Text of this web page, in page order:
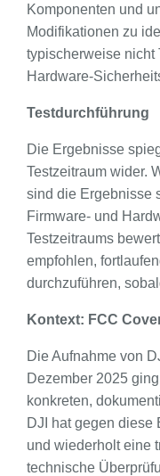
Komponenten und
Modifikationen zu
typischerweise nicht
Hardware-
Testdurchführung
Die Ergebnisse
Testzeitraum wider.
sind die Ergebnisse
Firmware- und
Testzeitraums
empfohlen,
durchzuführen,
Kontext: FCC
Die Aufnahme von
Dezember 2025
konkreten,
DJI hat gegen diese
und wiederholt eine
technische